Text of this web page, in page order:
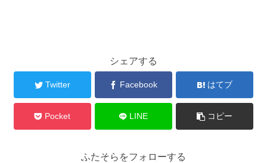
シェアする
Twitter Facebook はてブ
Pocket LINE コピー
ふたそらをフォローする